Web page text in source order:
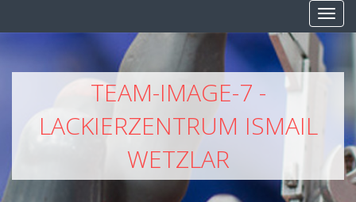
TEAM-IMAGE-7 -
LACKIERZENTRUM ISMAIL
WETZLAR